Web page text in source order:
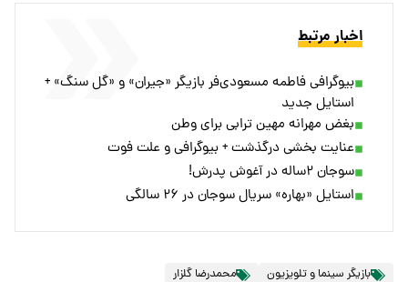
اخبار مرتبط
بیوگرافی فاطمه مسعودی‌فر بازیگر «جیران» و «گل سنگ» +
استایل جدید
بغض مهرانه مهین ترابی برای وطن
عنایت بخشی درگذشت + بیوگرافی و علت فوت
سوجان ۲ساله در آغوش پدرش!
استایل «بهاره» سریال سوجان در ۲۶ سالگی
بازیگر سینما و تلویزیون محمدرضا گلزار